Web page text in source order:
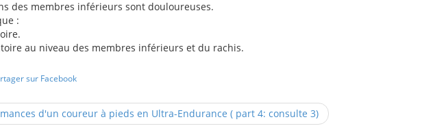
des membres inférieurs sont douloureuses.
:
au niveau des membres inférieurs et du rachis.
sur Facebook
d'un coureur à pieds en Ultra-Endurance ( part 4: consulte 3)